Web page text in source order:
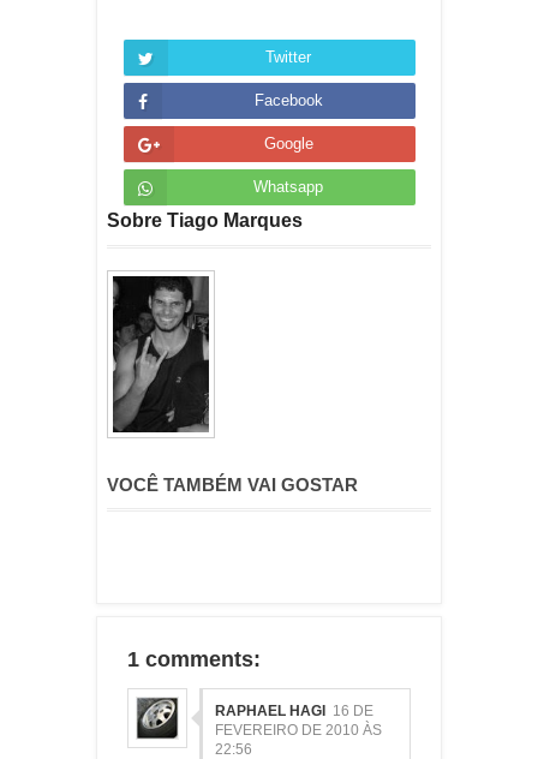
Twitter
Facebook
Google
Whatsapp
Sobre Tiago Marques
VOCÊ TAMBÉM VAI GOSTAR
1 comments:
RAPHAEL HAGI 16 DE
FEVEREIRO DE 2010 ÀS
22:56